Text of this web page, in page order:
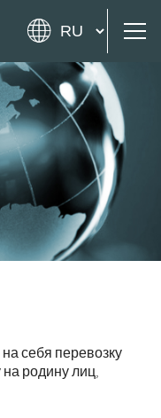
себя перевозку
родину лиц,